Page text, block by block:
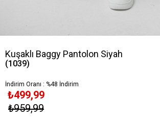
Kuşaklı Baggy Pantolon Siyah
(1039)
İndirim Oranı : %48 İndirim
₺959,99
₺499,99